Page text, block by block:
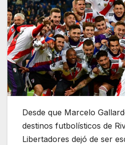
Desde que Marcelo
destinos futbolísticos de
Libertadores dejó de ser